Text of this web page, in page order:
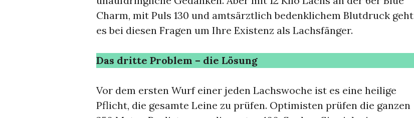
Charm, mit Puls 130 und amtsärztlich bedenklichem Blutdruck geht
es bei diesen Fragen um Ihre Existenz als Lachsfänger.
Das dritte Problem – die Lösung
Vor dem ersten Wurf einer jeden Lachswoche ist es eine heilige
Pflicht, die gesamte Leine zu prüfen. Optimisten prüfen die ganzen